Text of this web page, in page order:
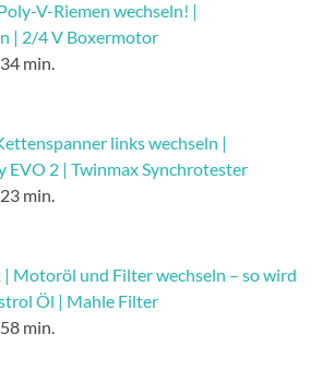
V-Riemen wechseln! |
| 2/4 V Boxermotor
min.
links wechseln |
EVO 2 | Twinmax Synchrotester
min.
| Motoröl und Filter wechseln – so wird
Öl | Mahle Filter
min.